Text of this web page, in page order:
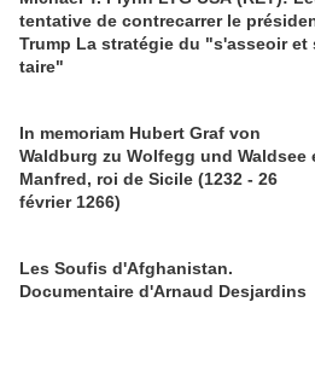
tentative de contrecarrer le
Trump La stratégie du "s'asseoir et
taire"
In memoriam Hubert Graf von
Waldburg zu Wolfegg und Waldsee
Manfred, roi de Sicile (1232 - 26
février 1266)
Les Soufis d'Afghanistan.
Documentaire d'Arnaud Desjardins